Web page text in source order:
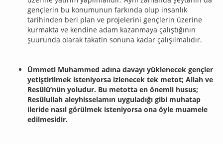
gençlerin bu konumunun farkında olup insanlık
tarihinden beri plan ve projelerini gençlerin üzerine
kurmakta ve kendine adam kazanmaya çalıştığının
şuurunda olarak takatin sonuna kadar çalışılmalıdır.
Ümmeti Muhammed adına davayı yüklenecek gençler
yetiştirilmek isteniyorsa izlenecek tek metot; Allah ve
Resûlü’nün yoludur. Bu metotta en önemli husus;
Resûlullah aleyhisselamın uyguladığı gibi muhatap
ileride nasıl görülmek isteniyorsa ona öyle muamele
edilmesidir.